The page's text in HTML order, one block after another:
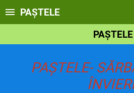
PAȘTELE
PAȘTELE
PAȘTELE-